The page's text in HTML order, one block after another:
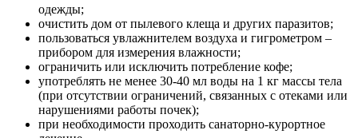
одежды;
очистить дом от пылевого клеща и других паразитов;
пользоваться увлажнителем воздуха и гигрометром –
прибором для измерения влажности;
ограничить или исключить потребление кофе;
употреблять не менее 30-40 мл воды на 1 кг массы тела
(при отсутствии ограничений, связанных с отеками или
нарушениями работы почек);
при необходимости проходить санаторно-курортное